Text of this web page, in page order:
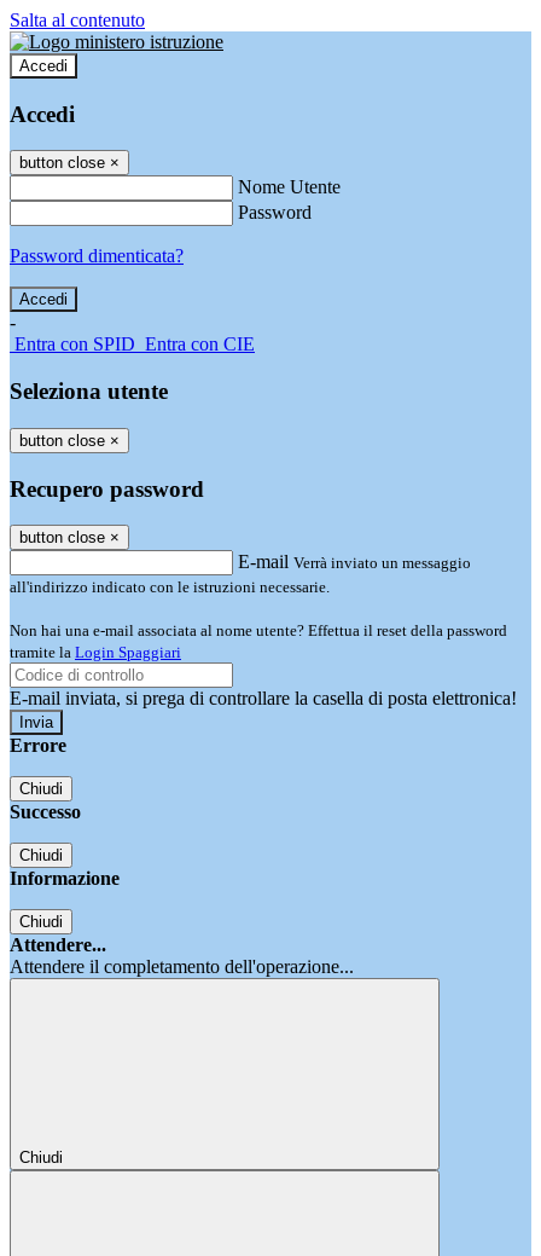
Salta al contenuto
Accedi
Accedi
button close ×
Nome Utente
Password
Password dimenticata?
-
Entra con SPID Entra con CIE
Seleziona utente
button close ×
Recupero password
button close ×
E-mail Verrà inviato un messaggio
all'indirizzo indicato con le istruzioni necessarie.
Non hai una e-mail associata al nome utente? Effettua il reset della password
tramite la Login Spaggiari
E-mail inviata, si prega di controllare la casella di posta elettronica!
Errore
Chiudi
Successo
Chiudi
Informazione
Chiudi
Attendere...
Attendere il completamento dell'operazione...
Chiudi